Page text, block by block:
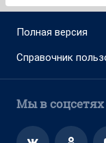
Полная версия
Справочник
Мы в соцсетях